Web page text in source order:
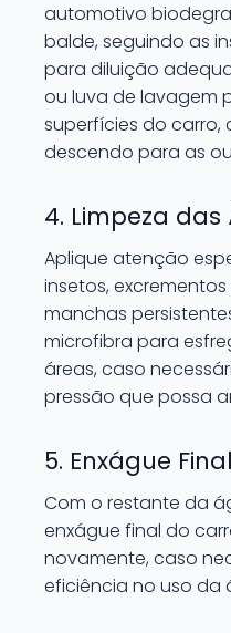
automotivo
balde, seguindo as
para diluição
ou luva de lavagem
superfícies do
descendo para as
4. Limpeza das
Aplique atenção
insetos,
manchas
microfibra para
áreas, caso
pressão que possa
5. Enxágue Final
Com o restante da
enxágue final do
novamente, caso
eficiência no uso da